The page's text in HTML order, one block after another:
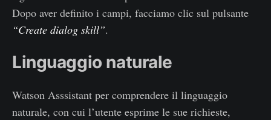
Dopo aver definito i campi, facciamo clic sul pulsante
“Create dialog skill”.
Linguaggio naturale
Watson Asssistant per comprendere il linguaggio
naturale, con cui l’utente esprime le sue richieste,